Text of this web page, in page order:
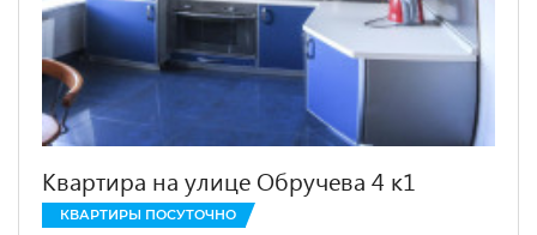
Квартира на улице Обручева 4 к1
КВАРТИРЫ ПОСУТОЧНО